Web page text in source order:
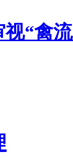
“禽